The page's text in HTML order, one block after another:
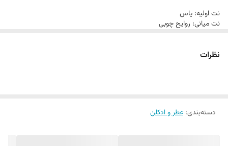
نت اولیه: یاس
نت میانی: روایح چوبی
نظرات
دسته‌بندی: عطر و ادکلن